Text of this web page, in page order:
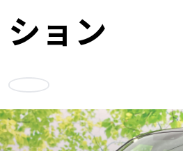
車検サービス トップ
オイル交換・点検・
ション
お気に入り